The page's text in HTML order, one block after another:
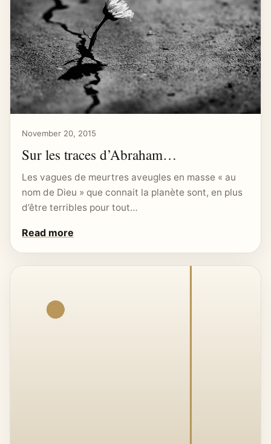
November 20, 2015
Sur les traces d’Abraham…
Les vagues de meurtres aveugles en masse « au
nom de Dieu » que connait la planète sont, en plus
d’être terribles pour tout…
Read more